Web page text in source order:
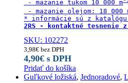
- mazanie tukom 10 000 m
- mazanie olejom: 18 000
2RS - kontaktné
SKU: 102272
3,98€ bez DPH
4,90€ s DPH
Pridať do košíka
Guľkové ložiská, Jednoradové,